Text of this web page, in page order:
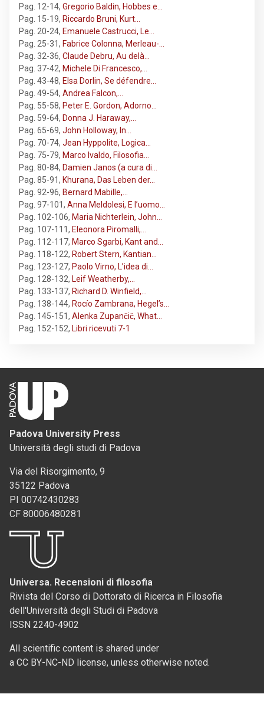
Pag. 12-14, Gregorio Baldin, Hobbes e…
Pag. 15-19, Riccardo Bruni, Kurt…
Pag. 20-24, Emanuele Castrucci, Le…
Pag. 25-31, Fabrice Colonna, Merleau-…
Pag. 32-36, Claude Debru, Au delà…
Pag. 37-42, Michele Di Francesco,…
Pag. 43-48, Elsa Dorlin, Se défendre…
Pag. 49-54, Andrea Falcon,…
Pag. 55-58, Peter E. Gordon, Adorno…
Pag. 59-64, Donna J. Haraway,…
Pag. 65-69, John Holloway, In…
Pag. 70-74, Jean Hyppolite, Logica…
Pag. 75-79, Marco Ivaldo, Filosofia…
Pag. 80-84, Damien Janos (a cura di…
Pag. 85-91, Khurana, Das Leben der…
Pag. 92-96, Bernard Mabille,…
Pag. 97-101, Anna Meldolesi, E l’uomo…
Pag. 102-106, Maria Nichterlein, John…
Pag. 107-111, Eleonora Piromalli,…
Pag. 112-117, Marco Sgarbi, Kant and…
Pag. 118-122, Robert Stern, Kantian…
Pag. 123-127, Paolo Virno, L’idea di…
Pag. 128-132, Leif Weatherby,…
Pag. 133-137, Richard D. Winfield,…
Pag. 138-144, Rocío Zambrana, Hegel’s…
Pag. 145-151, Alenka Zupančič, What…
Pag. 152-152, Libri ricevuti 7-1
Padova University Press
Università degli studi di Padova
Via del Risorgimento, 9
35122 Padova
PI 00742430283
CF 80006480281
Universa. Recensioni di filosofia
Rivista del Corso di Dottorato di Ricerca in Filosofia
dell'Università degli Studi di Padova
ISSN 2240-4902
All scientific content is shared under
a CC BY-NC-ND license, unless otherwise noted.